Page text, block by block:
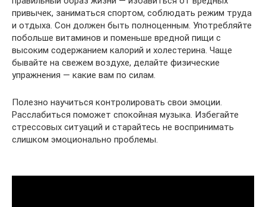
привычек, заниматься спортом, соблюдать режим труда
и отдыха. Сон должен быть полноценным. Употребляйте
побольше витаминов и поменьше вредной пищи с
высоким содержанием калорий и холестерина. Чаще
бывайте на свежем воздухе, делайте физические
упражнения — какие вам по силам.
Полезно научиться контролировать свои эмоции.
Расслабиться поможет спокойная музыка. Избегайте
стрессовых ситуаций и старайтесь не воспринимать
слишком эмоционально проблемы.